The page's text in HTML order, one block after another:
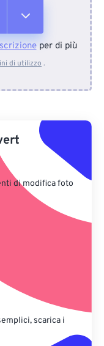
per di più
di utilizzo .
di modifica foto
scarica i